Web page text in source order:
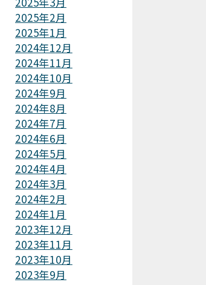
2025年2月
2025年1月
2024年12月
2024年11月
2024年10月
2024年9月
2024年8月
2024年7月
2024年6月
2024年5月
2024年4月
2024年3月
2024年2月
2024年1月
2023年12月
2023年11月
2023年10月
2023年9月